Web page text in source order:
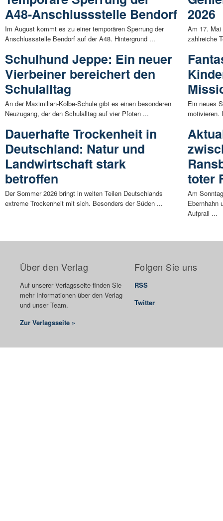
A48-Anschlussstelle Bendorf
Im August kommt es zu einer temporären Sperrung der
Anschlussstelle Bendorf auf der A48. Hintergrund ...
Schulhund Jeppe: Ein neuer
Vierbeiner bereichert den
Schulalltag
An der Maximilian-Kolbe-Schule gibt es einen besonderen
Neuzugang, der den Schulalltag auf vier Pfoten ...
Dauerhafte Trockenheit in
Deutschland: Natur und
Landwirtschaft stark
betroffen
Der Sommer 2026 bringt in weiten Teilen Deutschlands
extreme Trockenheit mit sich. Besonders der Süden ...
2026
Am 17. Mai
zahlreiche
Ein neues
motivieren.
toter
Am
Ebernhahn
Aufprall ...
Über den Verlag
Auf unserer Verlagsseite finden Sie
mehr Informationen über den Verlag
und unser Team.
Zur Verlagsseite »
Folgen Sie uns
RSS
Twitter